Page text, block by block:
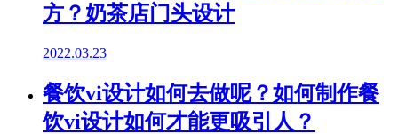
方？奶茶店门头设计
2022.03.23
餐饮vi设计如何去做呢？如何制作餐
饮vi设计如何才能更吸引人？